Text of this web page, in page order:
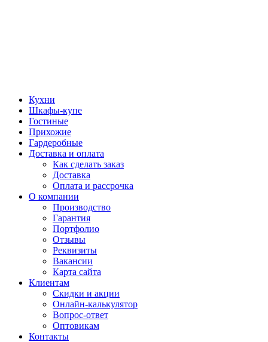
Кухни
Шкафы-купе
Гостиные
Прихожие
Гардеробные
Доставка и оплата
Как сделать заказ
Доставка
Оплата и рассрочка
О компании
Производство
Гарантия
Портфолио
Отзывы
Реквизиты
Вакансии
Карта сайта
Клиентам
Скидки и акции
Онлайн-калькулятор
Вопрос-ответ
Оптовикам
Контакты